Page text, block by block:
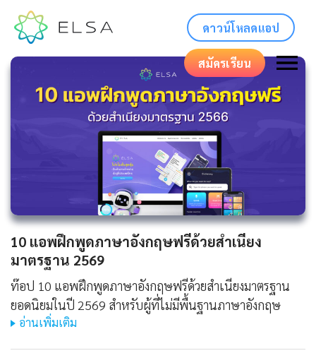
ดาวน์โหลดแอป
สมัครเรียน
10 แอพฝึกพูดภาษาอังกฤษฟรีด้วยสำเนียง
มาตรฐาน 2569
ท๊อป 10 แอพฝึกพูดภาษาอังกฤษฟรีด้วยสำเนียงมาตรฐาน
ยอดนิยมในปี 2569 สำหรับผู้ที่ไม่มีพื้นฐานภาษาอังกฤษ
อ่านเพิ่มเติม